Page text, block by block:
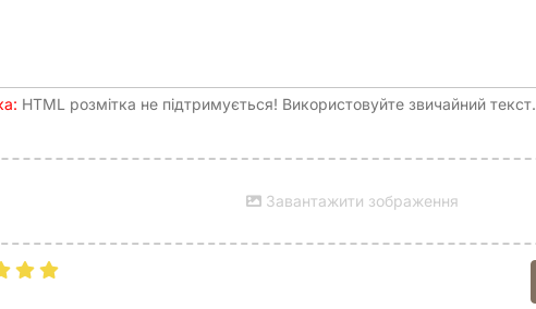
і бездоганно
цим славляться карти
HTML розмітка не підтримується! Використовуйте звичайний текст.
Завантажити зображення